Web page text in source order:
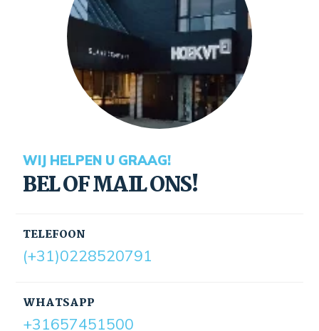
WIJ HELPEN U GRAAG!
BEL OF MAIL ONS!
TELEFOON
(+31)0228520791
WHATSAPP
+31657451500